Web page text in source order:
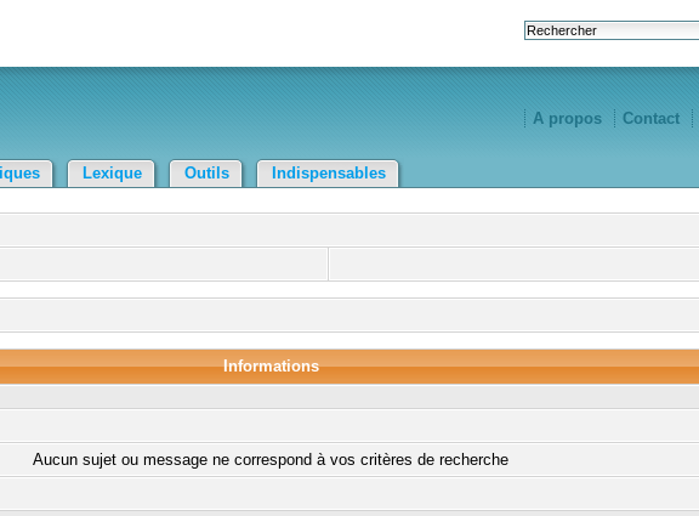
A propos Contact
Lexique Outils Indispensables
Informations
Aucun sujet ou message ne correspond à vos critères de recherche